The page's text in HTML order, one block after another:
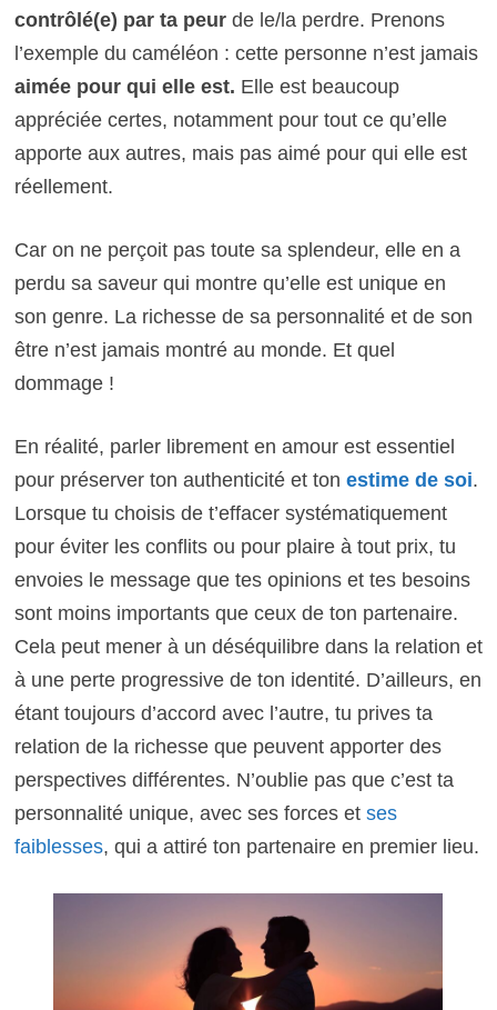
contrôlé(e) par ta peurde le/la perdre. Prenons
l’exemple du caméléon : cette personne n’est jamais
aimée pour qui elle est. Elle est beaucoup
appréciée certes, notamment pour tout ce qu’elle
apporte aux autres, mais pas aimé pour qui elle est
réellement.
Car on ne perçoit pas toute sa splendeur, elle en a
perdu sa saveur qui montre qu’elle est unique en
son genre. La richesse de sa personnalité et de son
être n’est jamais montré au monde. Et quel
dommage !
En réalité, parler librement en amour est essentiel
pour préserver ton authenticité et ton estime de soi.
Lorsque tu choisis de t’effacer systématiquement
pour éviter les conflits ou pour plaire à tout prix, tu
envoies le message que tes opinions et tes besoins
sont moins importants que ceux de ton partenaire.
Cela peut mener à un déséquilibre dans la relation et
à une perte progressive de ton identité. D’ailleurs, en
étant toujours d’accord avec l’autre, tu prives ta
relation de la richesse que peuvent apporter des
perspectives différentes. N’oublie pas que c’est ta
personnalité unique, avec ses forces et ses
faiblesses, qui a attiré ton partenaire en premier lieu.